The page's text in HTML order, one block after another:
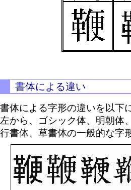
書体による違い
書体による字形の違いを以下
左から、ゴシック体、明朝体
行書体、草書体の一般的な字